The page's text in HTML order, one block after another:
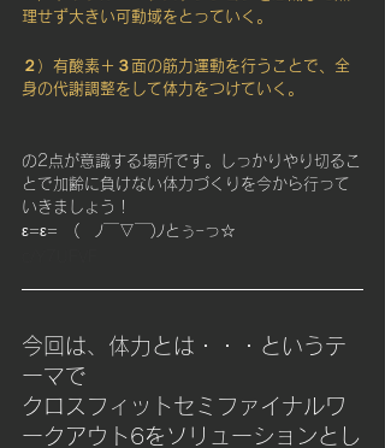
理せず大きい可動域をとっていく。
２）有酸素＋３面の筋力運動を行うことで、全
身の代謝調整をして体力をつけていく。
の2点が意識する場所です。しっかりやり切るこ
とで加齢に負けない体力づくりを今から行って
いきましょう！
ε=ε=　(　ﾉ￣▽￣)ﾉとぅｰっ☆
今回は、体力とは・・・というテ
ーマで
クロスフィットセミファイナルワ
ークアウト6をソリューションとし